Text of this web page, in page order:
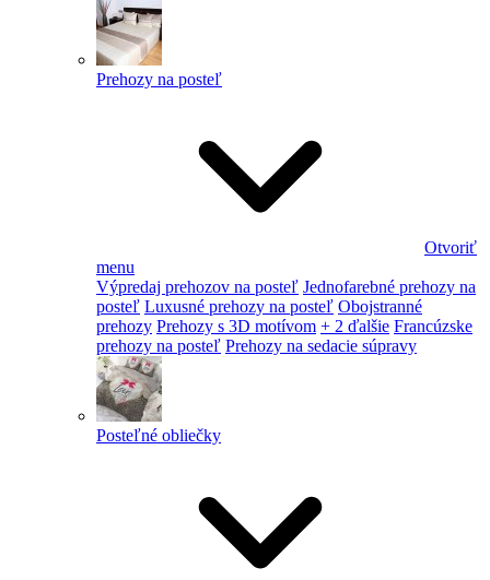
Prehozy na posteľ
Otvoriť
menu
Výpredaj prehozov na posteľ Jednofarebné prehozy na
posteľ Luxusné prehozy na posteľ Obojstranné
prehozy Prehozy s 3D motívom + 2 ďalšie Francúzske
prehozy na posteľ Prehozy na sedacie súpravy
Posteľné obliečky